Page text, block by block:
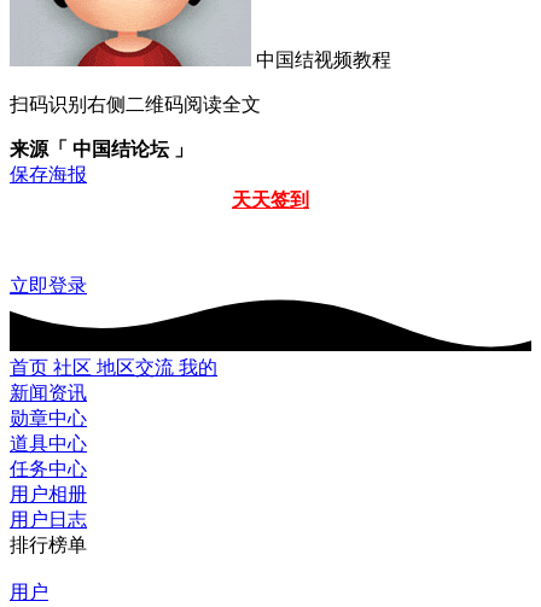
中国结视频教程
扫码识别右侧二维码阅读全文
来源「 中国结论坛 」
保存海报
天天签到
立即登录
首页 社区 地区交流 我的
新闻资讯
勋章中心
道具中心
任务中心
用户相册
用户日志
排行榜单
用户